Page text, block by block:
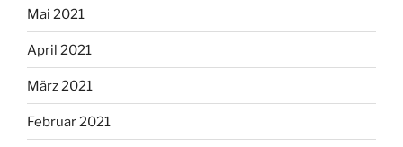
Mai 2021
April 2021
März 2021
Februar 2021